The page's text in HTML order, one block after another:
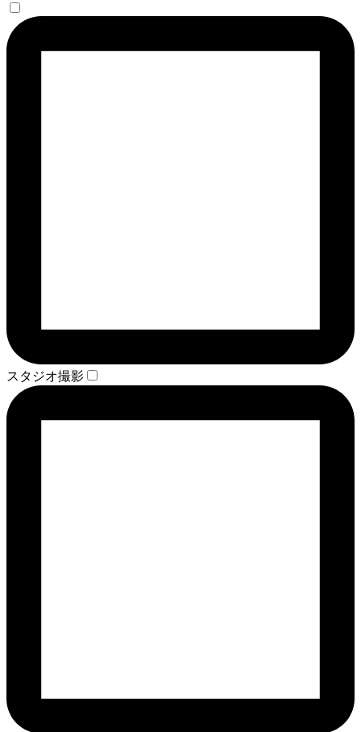
スタジオ撮影